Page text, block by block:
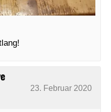
23. Februar 2020